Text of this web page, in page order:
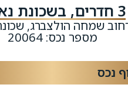
שמחה הולצברג,
מספר נכס: 20064
נכס